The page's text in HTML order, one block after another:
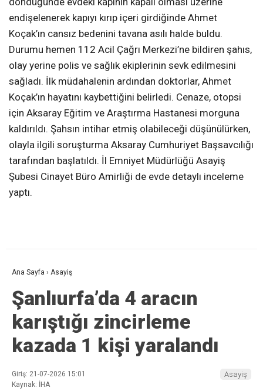
endişelenerek kapıyı kırıp içeri girdiğinde Ahmet
Koçak’ın cansız bedenini tavana asılı halde buldu.
Durumu hemen 112 Acil Çağrı Merkezi’ne bildiren şahıs,
olay yerine polis ve sağlık ekiplerinin sevk edilmesini
sağladı. İlk müdahalenin ardından doktorlar, Ahmet
Koçak’ın hayatını kaybettiğini belirledi. Cenaze, otopsi
için Aksaray Eğitim ve Araştırma Hastanesi morguna
kaldırıldı. Şahsın intihar etmiş olabileceği düşünülürken,
olayla ilgili soruşturma Aksaray Cumhuriyet Başsavcılığı
tarafından başlatıldı. İl Emniyet Müdürlüğü Asayiş
Şubesi Cinayet Büro Amirliği de evde detaylı inceleme
yaptı.
Ana Sayfa › Asayiş
Şanlıurfa’da 4 aracın
karıştığı zincirleme
kazada 1 kişi yaralandı
Giriş: 21-07-2026 15:01
Kaynak: İHA
Asayiş